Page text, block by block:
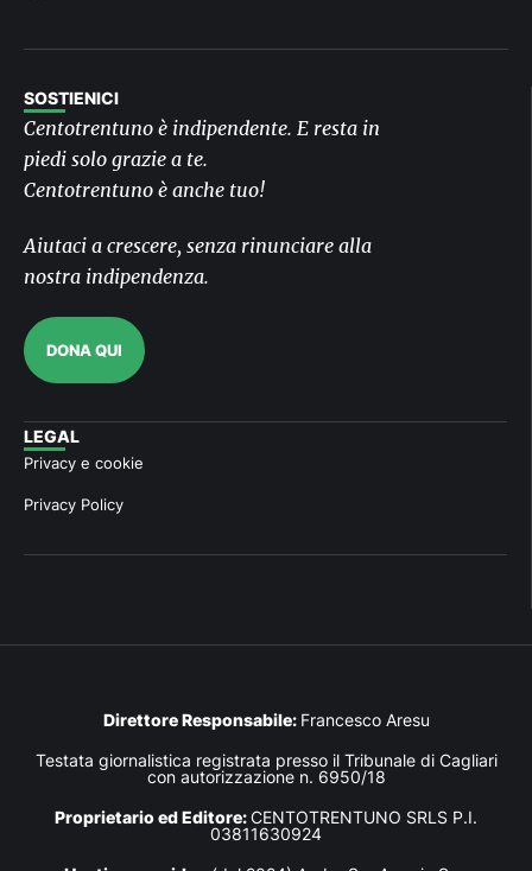
SOSTIENICI
Centotrentuno è indipendente. E resta in
piedi solo grazie a te.
Centotrentuno è anche tuo!
Aiutaci a crescere, senza rinunciare alla
nostra indipendenza.
DONA QUI
LEGAL
Privacy e cookie
Privacy Policy
Direttore Responsabile: Francesco Aresu
Testata giornalistica registrata presso il Tribunale di Cagliari
con autorizzazione n. 6950/18
Proprietario ed Editore:CENTOTRENTUNO SRLS P.I.
03811630924